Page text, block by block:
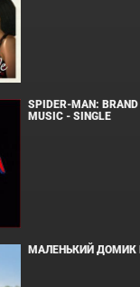
SPIDER-MAN:
MUSIC - SINGLE
МАЛЕНЬКИЙ ДОМИК